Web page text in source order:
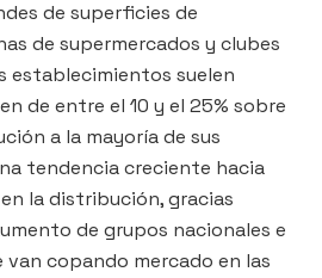
de superficies de
de supermercados y clubes
establecimientos suelen
de entre el 10 y el 25% sobre
a la mayoría de sus
tendencia creciente hacia
la distribución, gracias
de grupos nacionales e
copando mercado en las